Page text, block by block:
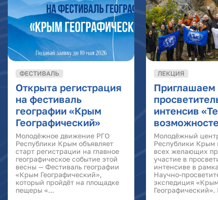
ФЕСТИВАЛЬ
Открыта регистрация
на фестиваль
географии «Крым
Географический»
Молодёжное движение РГО
Республики Крым объявляет
старт регистрации на главное
географическое событие этой
весны — Фестиваль географии
«Крым Географический»,
который пройдёт на площадке
пещеры «...
ЛЕКЦИЯ
Приглашаем
интенсив
Молодёжный
Республики Крым
всех желающих
участие в
интенсиве в
Научно-
экспедиция